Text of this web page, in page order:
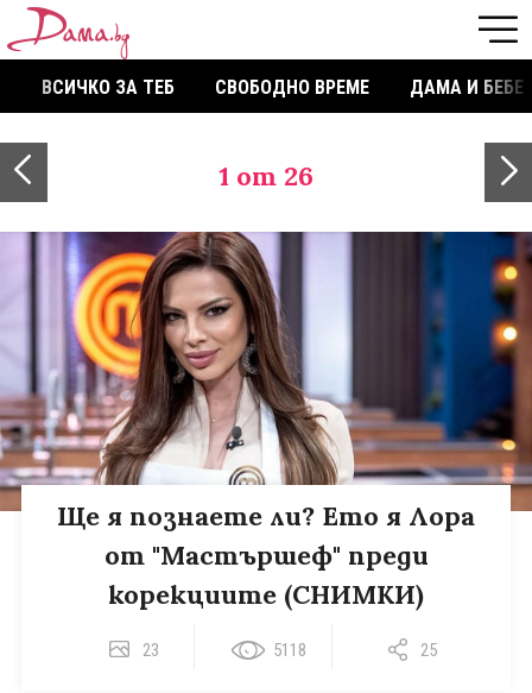
ВСИЧКО ЗА ТЕБ СВОБОДНО ВРЕМЕ ДАМА И БЕБЕ
1 от 26
Ще я познаете ли? Ето я Лора
от "Мастършеф" преди
корекциите (СНИМКИ)
23 5118 25